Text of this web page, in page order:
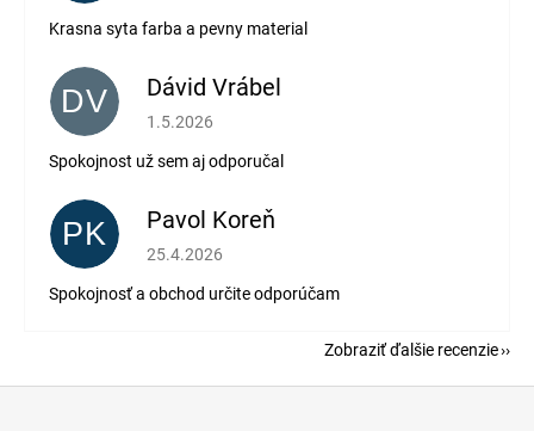
Krasna syta farba a pevny material
DV Dávid Vrábel
Hodnotenie obchodu je 5 z 5 hviezdičiek.
1.5.2026
Spokojnost už sem aj odporučal
PK Pavol Koreň
Hodnotenie obchodu je 5 z 5 hviezdičiek.
25.4.2026
Spokojnosť a obchod určite odporúčam
Zobraziť ďalšie recenzie